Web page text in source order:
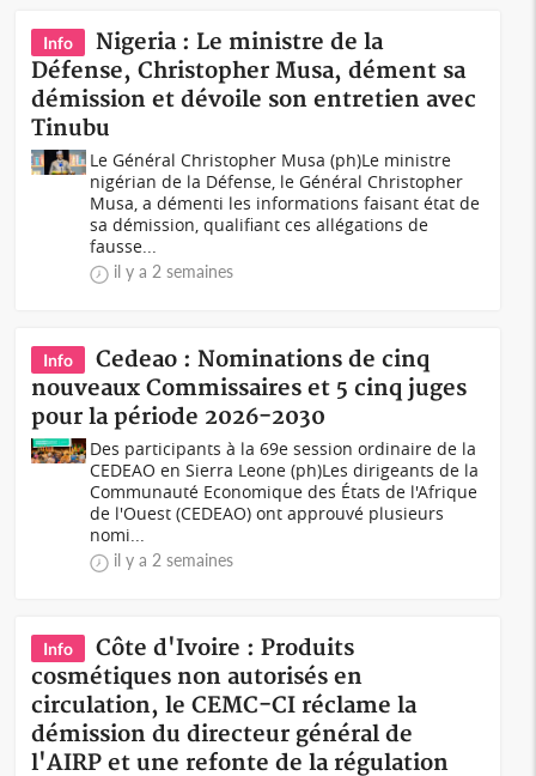
Info
Nigeria : Le ministre de la
Défense, Christopher Musa, dément sa
démission et dévoile son entretien avec
Tinubu
Le Général Christopher Musa (ph)Le ministre
nigérian de la Défense, le Général Christopher
Musa, a démenti les informations faisant état de
sa démission, qualifiant ces allégations de
fausse...
il y a 2 semaines
Info
Cedeao : Nominations de cinq
nouveaux Commissaires et 5 cinq juges
pour la période 2026-2030
Des participants à la 69e session ordinaire de la
CEDEAO en Sierra Leone (ph)Les dirigeants de la
Communauté Economique des États de l'Afrique
de l'Ouest (CEDEAO) ont approuvé plusieurs
nomi...
il y a 2 semaines
Info
Côte d'Ivoire : Produits
cosmétiques non autorisés en
circulation, le CEMC-CI réclame la
démission du directeur général de
l'AIRP et une refonte de la régulation